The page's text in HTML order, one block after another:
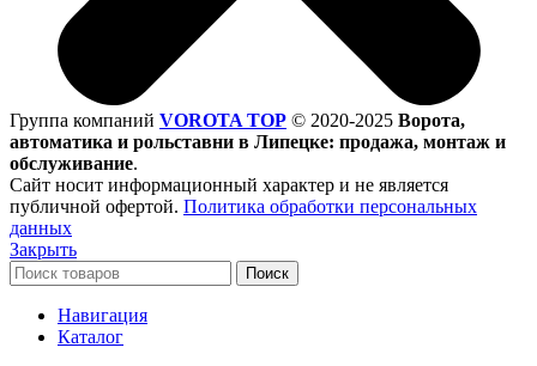
Группа компаний VOROTA TOP © 2020-2025 Ворота,
автоматика и рольставни в Липецке: продажа, монтаж и
обслуживание.
Сайт носит информационный характер и не является
публичной офертой. Политика обработки персональных
данных
Закрыть
Поиск
Навигация
Каталог